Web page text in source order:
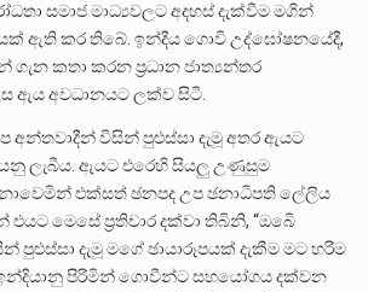
සමාජ මාධ්‍යවලට අදහස් දැක්වීම මගින්
ඇති කර තිබේ. ඉන්දීය ගොවි උද්ඝෝෂනයේදී,
කතා කරන ප්‍රධාන ජාත්‍යන්තර
ඇය අවධානයට ලක්ව සිටී.
අන්තවාදීන් විසින් පුළුස්සා දැමූ අතර ඇයට
ලැබීය. ඇයට එරෙහි සියලු උණුසුම
එක්සත් ඡනපද උප ඡනාධිපති ලේලිය
මෙසේ ප්‍රතිචාර දක්වා තිබිනි, “ඔබෙි
පුළුස්සා දැමූ මගේ ඡායාරූපයක් දැකීම මට හරිම
පිරිමින් ගොවීන්ට සහයෝගය දක්වන